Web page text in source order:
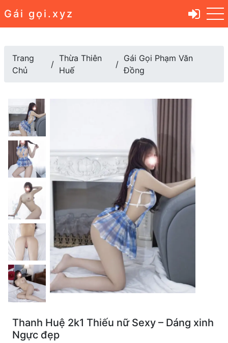
Gái gọi.xyz
Trang
Chủ
Thừa Thiên
Huế
Gái Gọi Phạm Văn
Đồng
Thanh Huệ 2k1 Thiếu nữ Sexy – Dáng xinh
Ngực đẹp